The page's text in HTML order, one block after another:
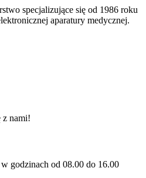
specjalizujące się od 1986 roku
aparatury medycznej.
z nami!
godzinach od 08.00 do 16.00